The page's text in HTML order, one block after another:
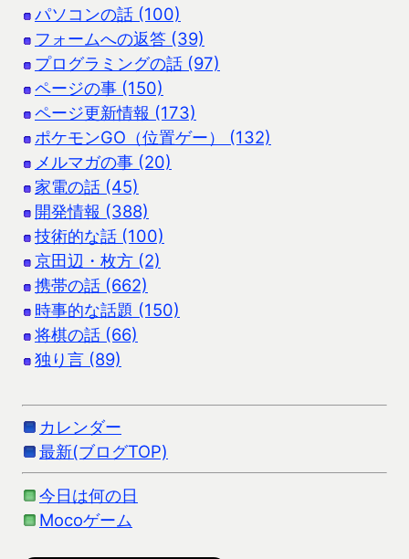
パソコンの話 (100)
フォームへの返答 (39)
プログラミングの話 (97)
ページの事 (150)
ページ更新情報 (173)
ポケモンGO（位置ゲー） (132)
メルマガの事 (20)
家電の話 (45)
開発情報 (388)
技術的な話 (100)
京田辺・枚方 (2)
携帯の話 (662)
時事的な話題 (150)
将棋の話 (66)
独り言 (89)
カレンダー
最新(ブログTOP)
今日は何の日
Mocoゲーム